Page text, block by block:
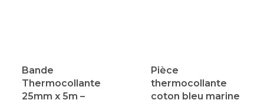
Bande
Thermocollante
25mm x 5m –
Pièce
thermocollante
coton bleu marine